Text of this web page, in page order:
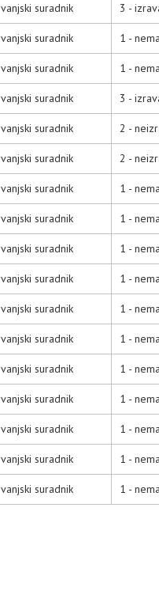
vanjski suradnik 3 -
vanjski suradnik 1 -
vanjski suradnik 1 -
vanjski suradnik 3 -
vanjski suradnik 2 -
vanjski suradnik 2 -
vanjski suradnik 1 -
vanjski suradnik 1 -
vanjski suradnik 1 -
vanjski suradnik 1 -
vanjski suradnik 1 -
vanjski suradnik 1 -
vanjski suradnik 1 -
vanjski suradnik 1 -
vanjski suradnik 1 -
vanjski suradnik 1 -
vanjski suradnik 1 -